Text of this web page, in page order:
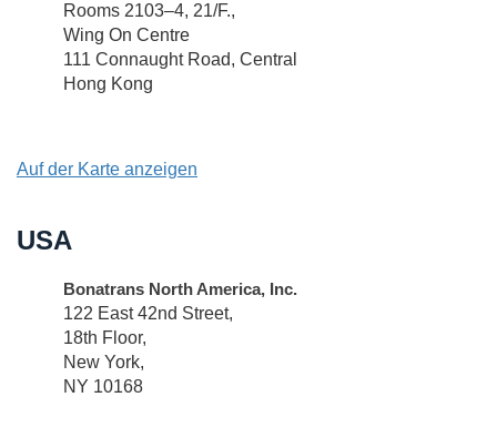
Rooms 2103–4, 21/F.,
Wing On Centre
111 Connaught Road, Central
Hong Kong
Auf der Karte anzeigen
USA
Bonatrans North America, Inc.
122 East 42nd Street,
18th Floor,
New York,
NY 10168